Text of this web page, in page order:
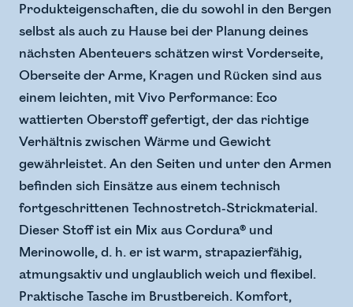
Produkteigenschaften, die du sowohl in den Bergen
selbst als auch zu Hause bei der Planung deines
nächsten Abenteuers schätzen wirst Vorderseite,
Oberseite der Arme, Kragen und Rücken sind aus
einem leichten, mit Vivo Performance: Eco
wattierten Oberstoff gefertigt, der das richtige
Verhältnis zwischen Wärme und Gewicht
gewährleistet. An den Seiten und unter den Armen
befinden sich Einsätze aus einem technisch
fortgeschrittenen Technostretch-Strickmaterial.
Dieser Stoff ist ein Mix aus Cordura® und
Merinowolle, d. h. er ist warm, strapazierfähig,
atmungsaktiv und unglaublich weich und flexibel.
Praktische Tasche im Brustbereich. Komfort,